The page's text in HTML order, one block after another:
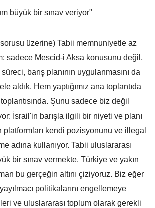
büyük bir sınav veriyor"
sorusu üzerine) Tabii memnuniyetle az
sadece Mescid-i Aksa konusunu değil,
barış planının uygulanmasını da
aldık. Hem yaptığımız ana toplantıda
Şunu sadece biz değil
İsrail'in barışla ilgili bir niyeti ve planı
platformları kendi pozisyonunu ve illegal
adına kullanıyor. Tabii uluslararası
bir sınav vermekte. Türkiye ve yakın
bu gerçeğin altını çiziyoruz. Biz eğer
politikalarını engellemeye
ve uluslararası toplum olarak gerekli